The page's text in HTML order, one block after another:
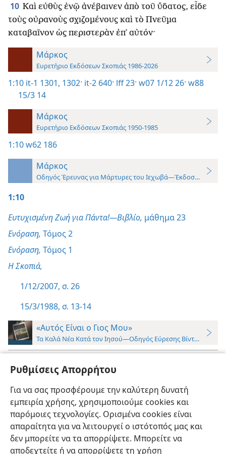
Ρυθμίσεις Απορρήτου
Για να σας προσφέρουμε την καλύτερη δυνατή
εμπειρία χρήσης, χρησιμοποιούμε cookies και
παρόμοιες τεχνολογίες. Ορισμένα cookies είναι
απαραίτητα για να λειτουργεί ο ιστότοπός μας και
δεν μπορείτε να τα απορρίψετε. Μπορείτε να
αποδεχτείτε ή να απορρίψετε τη χρήση
10 Καὶ εὐθὺς ἐνῷ ἀνέβαινεν ἀπὸ τοῦ ὕδατος, εἶδε
τοὺς οὐρανοὺς σχιζομένους καὶ τὸ Πνεῦμα
καταβαῖνον ὡς περιστερὰν ἐπ᾿ αὐτόν·
Μάρκος
Ευρετήριο Εκδόσεων Σκοπιάς 1986-2026
1:10 it-1 1301, 1302· it-2 640· lff 23· w07 1/12 26· w88
15/3 14
Μάρκος
Ευρετήριο Εκδόσεων Σκοπιάς 1950-1985
1:10w62 186
Μάρκος
Οδηγός Έρευνας για Μάρτυρες του Ιεχωβά—Έκδοση 2019
1:10
Ευτυχισμένη Ζωή για Πάντα!—Βιβλίο, μάθημα 23
Ενόραση, Τόμος 2
Ενόραση, Τόμος 1
Η Σκοπιά,
1/12/2007, σ. 26
15/3/1988, σ. 13-14
«Αυτός Είναι ο Γιος Μου»
Τα Καλά Νέα Κατά τον Ιησού​—Οδηγός Εύρεσης Βίντεο
Βάφτισμα του Ιησού
15:04)